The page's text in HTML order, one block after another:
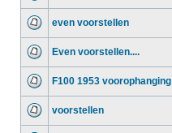
even voorstellen
Even voorstellen....
F100 1953 voorophanging
voorstellen